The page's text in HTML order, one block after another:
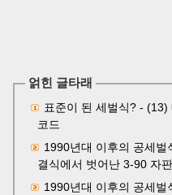
얽힌 글타래
표준이 된 세벌식? -
코드
1990년대 이후의 공세벌
결식에서 벗어난 3-90 자판
1990년대 이후의 공세